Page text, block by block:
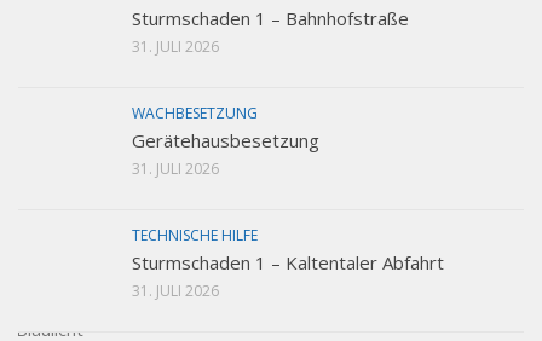
Sturmschaden 1 – Bahnhofstraße
31. JULI 2026
WACHBESETZUNG
Gerätehausbesetzung
31. JULI 2026
TECHNISCHE HILFE
Sturmschaden 1 – Kaltentaler Abfahrt
31. JULI 2026